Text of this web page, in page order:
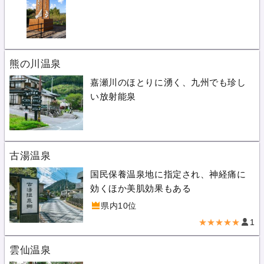
熊の川温泉
嘉瀬川のほとりに湧く、九州でも珍し
い放射能泉
古湯温泉
国民保養温泉地に指定され、神経痛に
効くほか美肌効果もある
県内10位
★★★★★ 1
雲仙温泉